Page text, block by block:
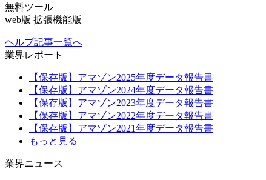
無料ツール
web版 拡張機能版
ヘルプ記事一覧へ
業界レポート
【保存版】アマゾン2025年度データ報告書
【保存版】アマゾン2024年度データ報告書
【保存版】アマゾン2023年度データ報告書
【保存版】アマゾン2022年度データ報告書
【保存版】アマゾン2021年度データ報告書
もっと見る
業界ニュース